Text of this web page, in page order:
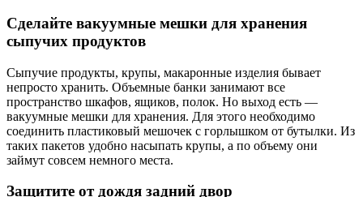
Сделайте вакуумные мешки для хранения
сыпучих продуктов
Сыпучие продукты, крупы, макаронные изделия бывает
непросто хранить. Объемные банки занимают все
пространство шкафов, ящиков, полок. Но выход есть —
вакуумные мешки для хранения. Для этого необходимо
соединить пластиковый мешочек с горлышком от бутылки. Из
таких пакетов удобно насыпать крупы, а по объему они
займут совсем немного места.
Защитите от дождя задний двор